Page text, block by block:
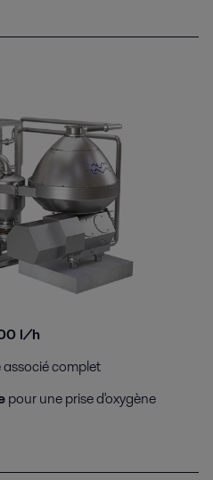
l/h
complet
pour une prise d'oxygène